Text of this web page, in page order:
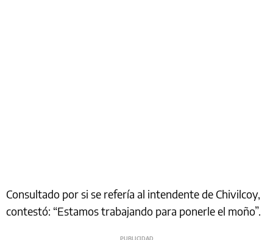
Consultado por si se refería al intendente de Chivilcoy,
contestó: “Estamos trabajando para ponerle el moño”.